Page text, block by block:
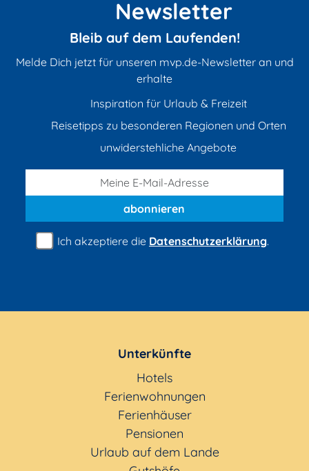
Newsletter
Bleib auf dem Laufenden!
Melde Dich jetzt für unseren mvp.de-Newsletter an und
erhalte
Inspiration für Urlaub & Freizeit
Reisetipps zu besonderen Regionen und Orten
unwiderstehliche Angebote
abonnieren
Ich akzeptiere die Datenschutzerklärung.
Unterkünfte
Hotels
Ferienwohnungen
Ferienhäuser
Pensionen
Urlaub auf dem Lande